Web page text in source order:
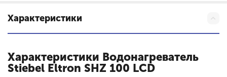
Характеристики
Характеристики Водонагреватель
Stiebel Eltron SHZ 100 LCD